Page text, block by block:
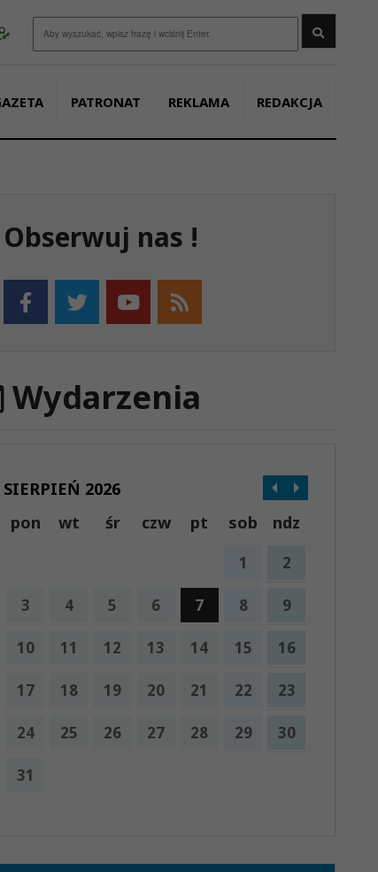
PATRONAT REKLAMA REDAKCJA
Obserwuj nas !
Wydarzenia
SIERPIEŃ 2026
pon
wt śr czw pt sob ndz
1 2
3 4 5 6 7 8 9
10 11 12 13 14 15 16
17 18 19 20 21 22 23
24 25 26 27 28 29 30
31